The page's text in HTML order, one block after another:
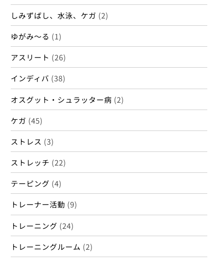
しみずばし、水泳、ケガ (2)
ゆがみ～る (1)
アスリート (26)
インディバ (38)
オスグット・シュラッター病 (2)
ケガ (45)
ストレス (3)
ストレッチ (22)
テーピング (4)
トレーナー活動 (9)
トレーニング (24)
トレーニングルーム (2)